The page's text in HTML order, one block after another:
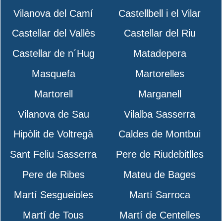
Vilanova del Camí
Castellbell i el Vilar
Castellar del Vallès
Castellar del Riu
Castellar de n´Hug
Matadepera
Masquefa
Martorelles
Martorell
Marganell
Vilanova de Sau
Vilalba Sasserra
Hipòlit de Voltregà
Caldes de Montbui
Sant Feliu Sasserra
Pere de Riudebitlles
Pere de Ribes
Mateu de Bages
Martí Sesgueioles
Martí Sarroca
Martí de Tous
Martí de Centelles